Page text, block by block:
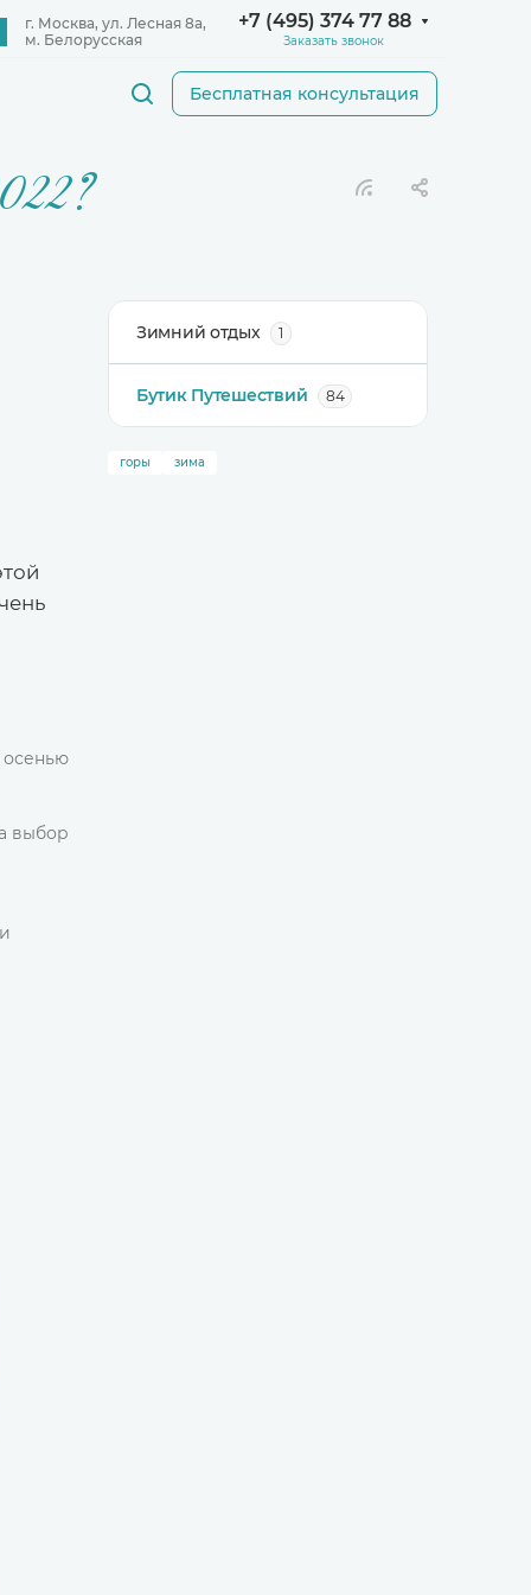
+7 (495) 374 77 88
Заказать звонок
Бесплатная консультация
осенью
выбор
Зимний отдых 1
Бутик Путешествий 84
горы зима